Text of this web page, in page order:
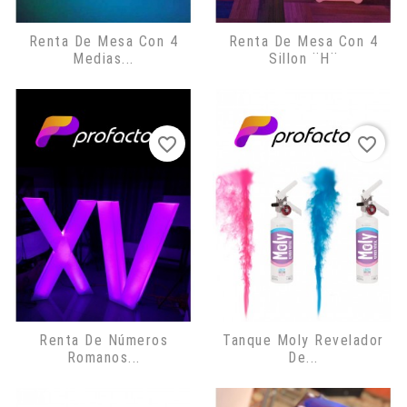
Renta De Mesa Con 4
Medias...
Renta De Mesa Con 4
Sillon ¨H¨
Renta De Números
Romanos...
favorite_border
Tanque Moly Revelador
De...
favorite_border